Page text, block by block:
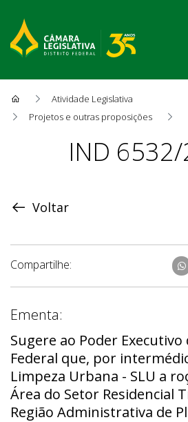
Atividade Legislativa
Projetos e outras proposições
ProposiçãoIND 6532/
Voltar
Compartilhe:
Ementa:
Sugere ao Poder
Federal que, por
Limpeza Urbana - SLU a
Área do Setor Residencial
Região Administrativa de